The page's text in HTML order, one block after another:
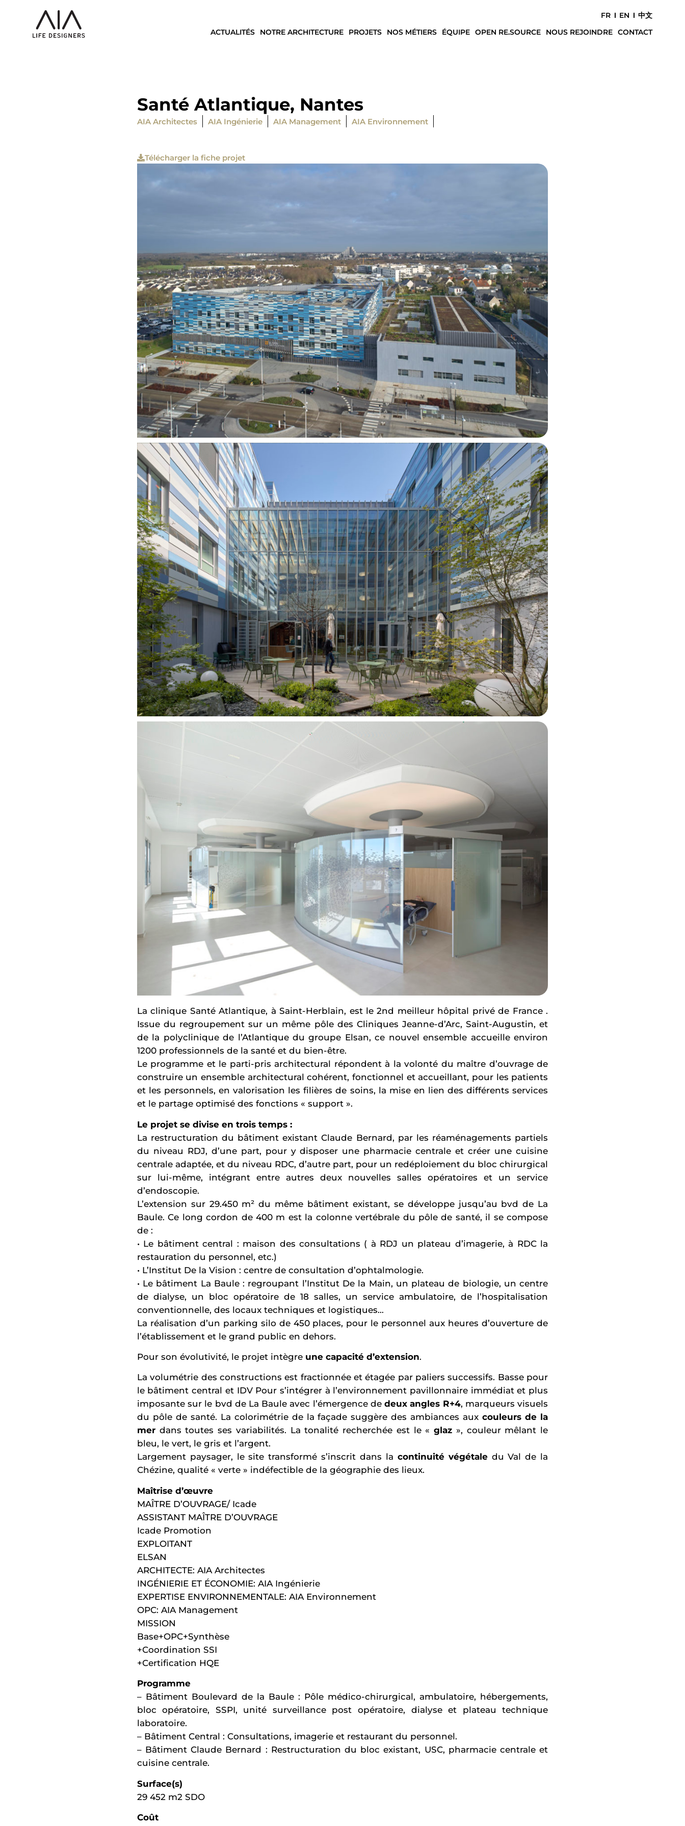
FR EN
中文
ACTUALITÉS
NOTRE ARCHITECTURE PROJETS NOS MÉTIERS ÉQUIPE OPEN RE.SOURCE NOUS REJOINDRE CONTACT
Santé Atlantique, Nantes
AIA Architectes AIA Ingénierie AIA Management AIA Environnement
Télécharger la fiche projet
La clinique Santé Atlantique, à Saint-Herblain, est le 2nd meilleur hôpital privé de France .
Issue du regroupement sur un même pôle des Cliniques Jeanne-d’Arc, Saint-Augustin, et
de la polyclinique de l’Atlantique du groupe Elsan, ce nouvel ensemble accueille environ
1200 professionnels de la santé et du bien-être.
Le programme et le parti-pris architectural répondent à la volonté du maître d’ouvrage de
construire un ensemble architectural cohérent, fonctionnel et accueillant, pour les patients
et les personnels, en valorisation les filières de soins, la mise en lien des différents services
et le partage optimisé des fonctions « support ».
Le projet se divise en trois temps :
La restructuration du bâtiment existant Claude Bernard, par les réaménagements partiels
du niveau RDJ, d’une part, pour y disposer une pharmacie centrale et créer une cuisine
centrale adaptée, et du niveau RDC, d’autre part, pour un redéploiement du bloc chirurgical
sur lui-même, intégrant entre autres deux nouvelles salles opératoires et un service
d’endoscopie.
L’extension sur 29.450 m² du même bâtiment existant, se développe jusqu’au bvd de La
Baule. Ce long cordon de 400 m est la colonne vertébrale du pôle de santé, il se compose
de :
• Le bâtiment central : maison des consultations ( à RDJ un plateau d’imagerie, à RDC la
restauration du personnel, etc.)
• L’Institut De la Vision : centre de consultation d’ophtalmologie.
• Le bâtiment La Baule : regroupant l’Institut De la Main, un plateau de biologie, un centre
de dialyse, un bloc opératoire de 18 salles, un service ambulatoire, de l’hospitalisation
conventionnelle, des locaux techniques et logistiques…
La réalisation d’un parking silo de 450 places, pour le personnel aux heures d’ouverture de
l’établissement et le grand public en dehors.
Pour son évolutivité, le projet intègre une capacité d’extension.
La volumétrie des constructions est fractionnée et étagée par paliers successifs. Basse pour
le bâtiment central et IDV Pour s’intégrer à l’environnement pavillonnaire immédiat et plus
imposante sur le bvd de La Baule avec l’émergence dedeux angles R+4, marqueurs visuels
du pôle de santé. La colorimétrie de la façade suggère des ambiances aux couleurs de la
merdans toutes ses variabilités. La tonalité recherchée est le «glaz », couleur mêlant le
bleu, le vert, le gris et l’argent.
Largement paysager, le site transformé s’inscrit dans la continuité végétaledu Val de la
Chézine, qualité « verte » indéfectible de la géographie des lieux.
Maîtrise d’œuvre
MAÎTRE D’OUVRAGE/ Icade
ASSISTANT MAÎTRE D’OUVRAGE
Icade Promotion
EXPLOITANT
ELSAN
ARCHITECTE: AIA Architectes
INGÉNIERIE ET ÉCONOMIE: AIA Ingénierie
EXPERTISE ENVIRONNEMENTALE: AIA Environnement
OPC: AIA Management
MISSION
Base+OPC+Synthèse
+Coordination SSI
+Certification HQE
Programme
– Bâtiment Boulevard de la Baule : Pôle médico-chirurgical, ambulatoire, hébergements,
bloc opératoire, SSPI, unité surveillance post opératoire, dialyse et plateau technique
laboratoire.
– Bâtiment Central : Consultations, imagerie et restaurant du personnel.
– Bâtiment Claude Bernard : Restructuration du bloc existant, USC, pharmacie centrale et
cuisine centrale.
Surface(s)
29 452 m2 SDO
Coût